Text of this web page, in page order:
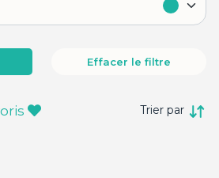
Effacer le filtre
Trier par